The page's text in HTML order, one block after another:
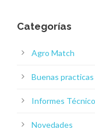
Categorías
Agro Match
Buenas
Informes
Novedades